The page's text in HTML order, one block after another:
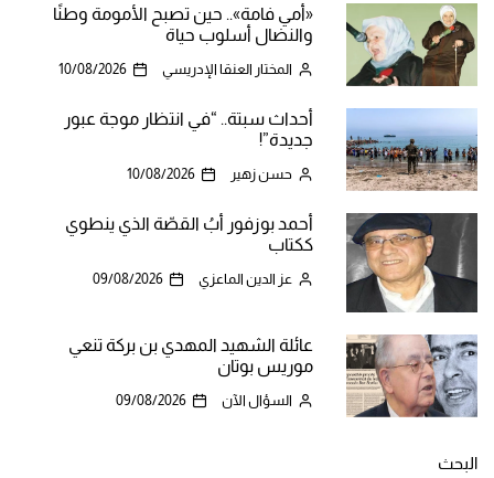
«أمي فامة».. حين تصبح الأمومة وطنًا
والنضال أسلوب حياة
المختار العنقا الإدريسي 10/08/2026
أحداث سبتة.. “في انتظار موجة عبور
جديدة”!
حسن زهير 10/08/2026
أحمد بوزفور أبُ القصّة الذي ينطوي
ككتاب
عز الدين الماعزي 09/08/2026
عائلة الشهيد المهدي بن بركة تنعي
موريس بوتان
السؤال الآن 09/08/2026
البحث